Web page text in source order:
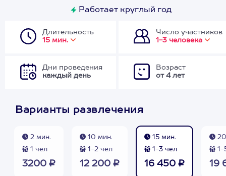
Работает круглый год
Длительность
15 мин.
Число участников
1-3 человека
Дни проведения
каждый день
Возраст
от 4 лет
Варианты развлечения
2 мин.
1 чел
3200 ₽
10 мин.
1-2 чел
12 200 ₽
15 мин.
1-3 чел
16 450 ₽
1-
19